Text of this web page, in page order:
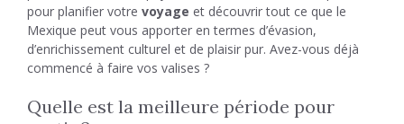
pour planifier votre voyage et découvrir tout ce que le
Mexique peut vous apporter en termes d’évasion,
d’enrichissement culturel et de plaisir pur. Avez-vous déjà
commencé à faire vos valises ?
Quelle est la meilleure période pour